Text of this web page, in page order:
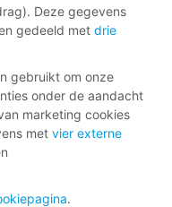
Deze gegevens
gedeeld met drie
gebruikt om onze
onder de aandacht
marketing cookies
met vier externe
.